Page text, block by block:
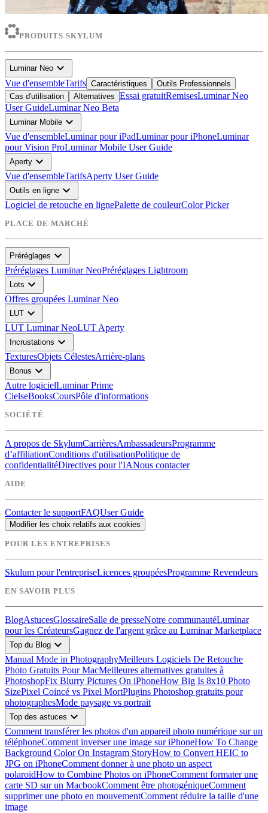
PRODUITS SKYLUM
Luminar Neo expand_more
Vue d'ensembleTarifs Caractéristiques
Outils Professionnels
Cas d'utilisation
Alternatives Essai gratuitRemisesLuminar Neo
User GuideLuminar Neo Beta
Luminar Mobile expand_more
Vue d'ensembleLuminar pour iPadLuminar pour iPhoneLuminar
pour Vision ProLuminar Mobile User Guide
Aperty expand_more
Vue d'ensembleTarifsAperty User Guide
Outils en ligne expand_more
Logiciel de retouche en lignePalette de couleurColor Picker
PLACE DE MARCHÉ
Préréglages expand_more
Préréglages Luminar NeoPréréglages Lightroom
Lots expand_more
Offres groupées Luminar Neo
LUT expand_more
LUT Luminar NeoLUT Aperty
Incrustations expand_more
TexturesObjets CélestesArrière-plans
Bonus expand_more
Autre logicielLuminar Prime
CielseBooksCoursPôle d'informations
SOCIÉTÉ
A propos de SkylumCarrièresAmbassadeursProgramme
d’affiliationConditions d'utilisationPolitique de
confidentialitéDirectives pour l'IANous contacter
AIDE
Contacter le supportFAQUser Guide
Modifier les choix relatifs aux cookies
POUR LES ENTREPRISES
Skulum pour l'entrepriseLicences groupéesProgramme Revendeurs
EN SAVOIR PLUS
BlogAstucesGlossaireSalle de presseNotre communautéLuminar
pour les CréateursGagnez de l'argent grâce au Luminar Marketplace
Top du Blog expand_more
Manual Mode in PhotographyMeilleurs Logiciels De Retouche
Photo Gratuits Pour MacMeilleures alternatives gratuites à
PhotoshopFix Blurry Pictures On iPhoneHow Big Is 8x10 Photo
SizePixel Coincé vs Pixel MortPlugins Photoshop gratuits pour
photographesMode paysage vs portrait
Top des astuces expand_more
Comment transférer les photos d'un appareil photo numérique sur un
téléphoneComment inverser une image sur iPhoneHow To Change
Background Color On Instagram StoryHow to Convert HEIC to
JPG on iPhoneComment donner à une photo un aspect
polaroidHow to Combine Photos on iPhoneComment formater une
carte SD sur un MacbookComment être photogéniqueComment
supprimer une photo en mouvementComment réduire la taille d'une
image